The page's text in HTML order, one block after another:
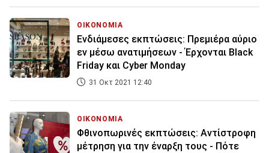
ΟΙΚΟΝΟΜΙΑ
Ενδιάμεσες εκπτώσεις: Πρεμιέρα αύριο
εν μέσω ανατιμήσεων - Έρχονται Black
Friday και Cyber Monday
31 Οκτ 2021 12:40
ΟΙΚΟΝΟΜΙΑ
Φθινοπωρινές εκπτώσεις: Αντίστροφη
μέτρηση για την έναρξη τους - Πότε